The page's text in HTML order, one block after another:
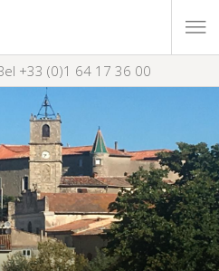
+33 (0)1 64 17 36 00